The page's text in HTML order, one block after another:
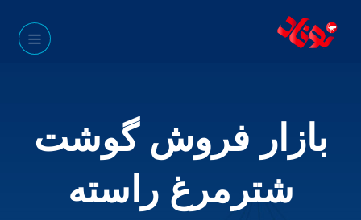
بازار فروش گوشت
شترمرغ راسته